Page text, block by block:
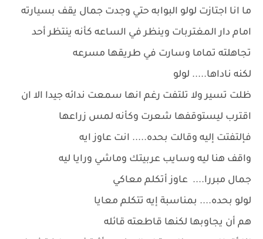
ما انا اجتازت لولو البوابه حتي وجدت جمال يقف بسيارته
امام دار المغتربات وينظر في الساعه كأنه ينتظر أحد
تجاهلته تماما وسارت في طريقها مسرعه
لكنه ناداها..... لولو
ظلت تسير ولا تلتفت رغم انها سمعت ندائه جيدا الا ان
اقترب ليستوقفها شعرت وكأنه لمس زراعها
فإلتفتت إليه وقالت بحده..... انت عاوز ايه
واقف هنا ليه وسايب عربيتك وماشي ورايا ليه
جمال مبررا.... عاوز أتكلم معاكي
لولو بحده.... بمناسبة إيه تتكلم معايا
هم أن يجاوبها لكنها قاطعته قائله